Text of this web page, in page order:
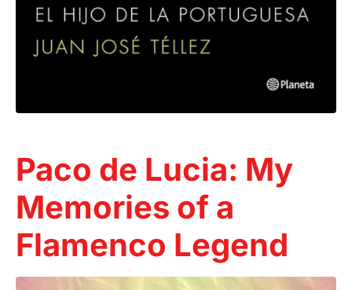
Paco de Lucia: My
Memories of a
Flamenco Legend